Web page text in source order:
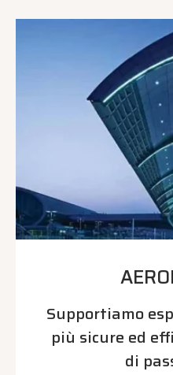
Supportiamo
più sicure ed
di